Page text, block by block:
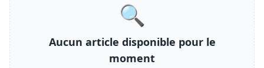
🔍
Aucun article disponible pour le
moment